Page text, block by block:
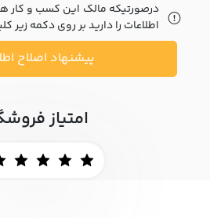
درصورتیکه مالک این کسب و کار
اطلاعات را دارید بر روی دکمه زیر
پیشنهاد اصلاح
امتیاز